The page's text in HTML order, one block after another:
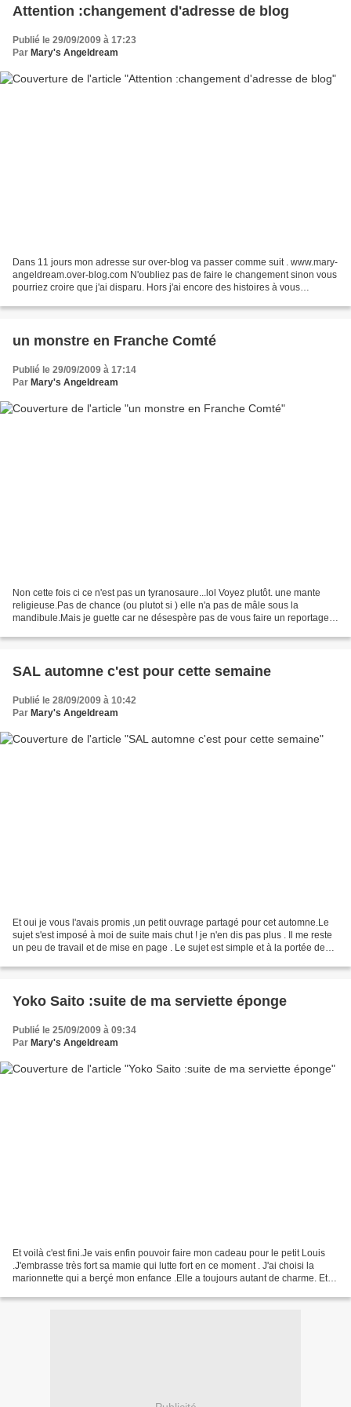
Attention :changement d'adresse de blog
Publié le 29/09/2009 à 17:23
Par Mary's Angeldream
Dans 11 jours mon adresse sur over-blog va passer comme suit . www.mary-
angeldream.over-blog.com N'oubliez pas de faire le changement sinon vous
pourriez croire que j'ai disparu. Hors j'ai encore des histoires à vous
un monstre en Franche Comté
Publié le 29/09/2009 à 17:14
Par Mary's Angeldream
Non cette fois ci ce n'est pas un tyranosaure...lol Voyez plutôt. une mante
religieuse.Pas de chance (ou plutot si ) elle n'a pas de mâle sous la
mandibule.Mais je guette car ne désespère pas de vous faire un reportage à
SAL automne c'est pour cette semaine
Publié le 28/09/2009 à 10:42
Par Mary's Angeldream
Et oui je vous l'avais promis ,un petit ouvrage partagé pour cet automne.Le
sujet s'est imposé à moi de suite mais chut ! je n'en dis pas plus . Il me reste
un peu de travail et de mise en page . Le sujet est simple et à la portée de
Yoko Saito :suite de ma serviette éponge
Publié le 25/09/2009 à 09:34
Par Mary's Angeldream
Et voilà c'est fini.Je vais enfin pouvoir faire mon cadeau pour le petit Louis
.J'embrasse très fort sa mamie qui lutte fort en ce moment . J'ai choisi la
marionnette qui a berçé mon enfance .Elle a toujours autant de charme. Et